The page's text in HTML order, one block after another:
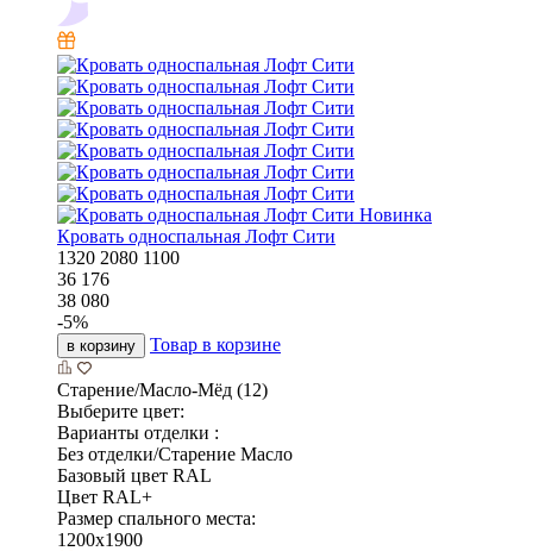
Новинка
Кровать односпальная Лофт Сити
1320 2080 1100
36 176
38 080
-5%
в корзину Товар в корзине
Старение/Масло-Мёд (12)
Выберите цвет:
Варианты отделки :
Без отделки/Старение Масло
Базовый цвет RAL
Цвет RAL+
Размер спального места:
1200x1900